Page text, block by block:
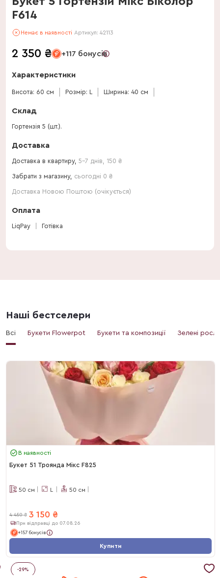
F614
Немає в наявності Артикул: 42113
2 350 ₴ +117 бонусів
Характеристики
Висота: 60 см Розмір: L Ширина: 40 см
Склад
Гортензія 5 (шт.).
Доставка
Доставка в квартиру, 5-7 днів 150 ₴
Забрати з магазину, сьогодні 0 ₴
Доставка Новою Поштою (очікується)
Оплата
LiqPay Готівка
Наші бестселери
Всі Букети Flowerpot Букети та композиції Зелені
В наявності
Букет 51 Троянда Мікс F825
50 см L 50 см
4 450 ₴ 3 150 ₴
При відправці до 07.08.26
+157 бонусів
Купити
-29%